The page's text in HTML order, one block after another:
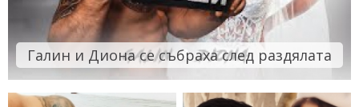
Галин и Диона се събраха след раздялата